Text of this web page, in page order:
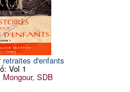
d'enfants
Vol 1
Mongour, SDB